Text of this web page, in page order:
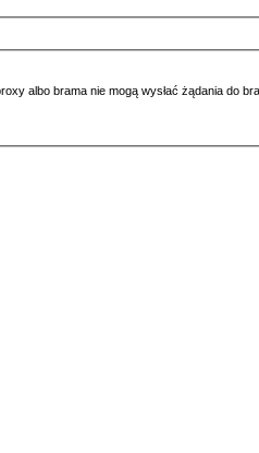
albo brama nie mogą wysłać żądania